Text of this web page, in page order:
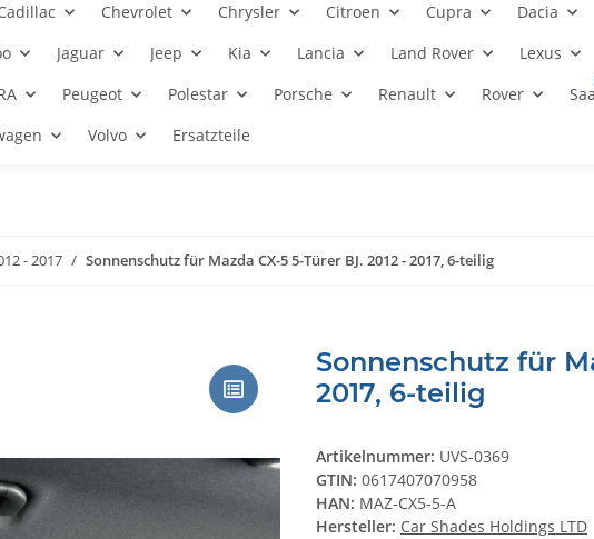
Chevrolet Chrysler Citroen Cupra Dacia
Jaguar Jeep Kia Lancia Land Rover Lexus
Peugeot Polestar Porsche Renault Rover
Volvo Ersatzteile
- 2017 Sonnenschutz für Mazda CX-5 5-Türer BJ. 2012 - 2017, 6-teilig
Sonnenschutz für
2017, 6-teilig
Artikelnummer: UVS-0369
GTIN: 0617407070958
HAN: MAZ-CX5-5-A
Hersteller: Car Shades Holdings LTD